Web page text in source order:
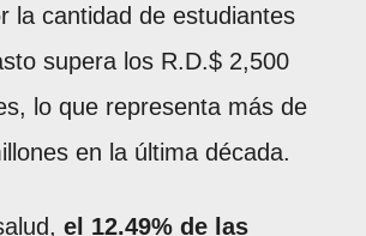
la cantidad de estudiantes
supera los R.D.$ 2,500
lo que representa más de
en la última década.
el 12.49% de las